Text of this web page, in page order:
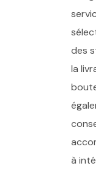
des
la
à